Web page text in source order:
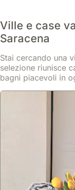
Ville e case
Saracena
Stai cercando una
selezione riunisce
bagni piacevoli in